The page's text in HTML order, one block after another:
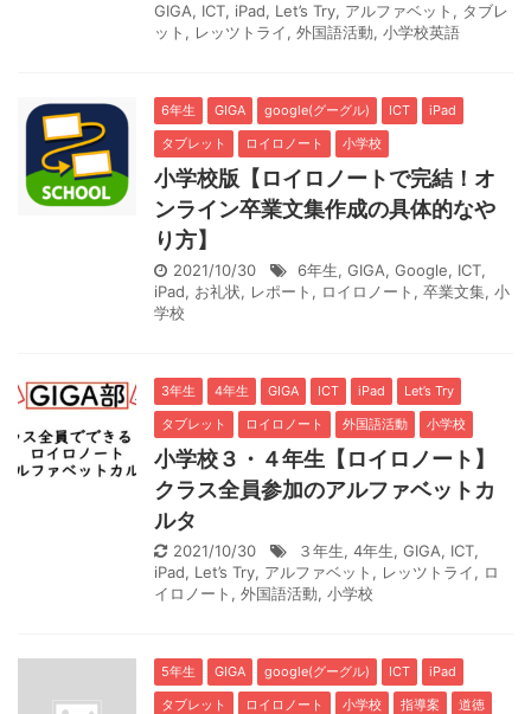
GIGA, ICT, iPad, Let’s Try, アルファベット , タブレ
ット , レッツトライ, 外国語活動, 小学校英語
6年生 GIGA google(グーグル) ICT
iPad
タブレット
ロイロノート 小学校
小学校版【ロイロノートで完結！オ
ンライン卒業文集作成の具体的なや
り方】
2021/10/30 6年生, GIGA, Google, ICT,
iPad, お礼状, レポート , ロイロノート , 卒業文集, 小
学校
3年生 4年生 GIGA ICT iPad
Let’s Try
タブレット
ロイロノート 外国語活動 小学校
小学校３・４年生【ロイロノート】
クラス全員参加のアルファベットカ
ルタ
2021/10/30 ３年生, 4年生, GIGA, ICT,
iPad, Let’s Try, アルファベット , レッツトライ, ロ
イロノート , 外国語活動, 小学校
5年生 GIGA google(グーグル) ICT
iPad
タブレット
ロイロノート 小学校 指導案 道徳